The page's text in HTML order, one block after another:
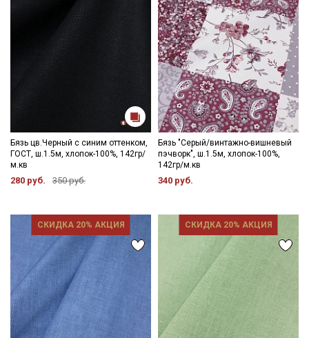
Бязь цв.Черный с синим оттенком,
ГОСТ, ш.1.5м, хлопок-100%, 142гр/
м.кв
280 руб. 350 руб.
Бязь "Серый/винтажно-вишневый
пэчворк", ш.1.5м, хлопок-100%,
142гр/м.кв
340 руб.
СКИДКА 20% АКЦИЯ СКИДКА 20% АКЦИЯ